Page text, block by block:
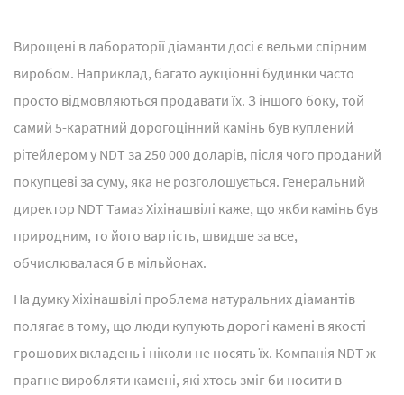
Вирощені в лабораторії діаманти досі є вельми спірним
виробом. Наприклад, багато аукціонні будинки часто
просто відмовляються продавати їх. З іншого боку, той
самий 5-каратний дорогоцінний камінь був куплений
рітейлером у NDT за 250 000 доларів, після чого проданий
покупцеві за суму, яка не розголошується. Генеральний
директор NDT Тамаз Хіхінашвілі каже, що якби камінь був
природним, то його вартість, швидше за все,
обчислювалася б в мільйонах.
На думку Хіхінашвілі проблема натуральних діамантів
полягає в тому, що люди купують дорогі камені в якості
грошових вкладень і ніколи не носять їх. Компанія NDT ж
прагне виробляти камені, які хтось зміг би носити в